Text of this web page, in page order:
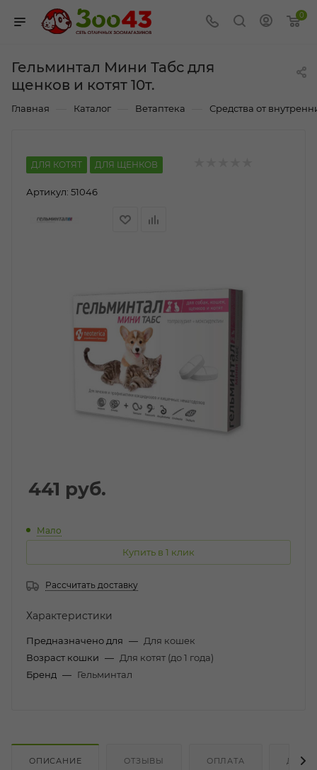
0
Гельминтал Мини Табс для
щенков и котят 10т.
Главная Каталог Ветаптека Средства от
ДЛЯ КОТЯТ ДЛЯ ЩЕНКОВ
Артикул: 51046
441 руб.
Мало
Купить в 1 клик
Рассчитать доставку
Характеристики
Предназначено для — Для кошек
Возраст кошки — Для котят (до 1 года)
Бренд — Гельминтал
ОПИСАНИЕ ОТЗЫВЫ ОПЛАТА